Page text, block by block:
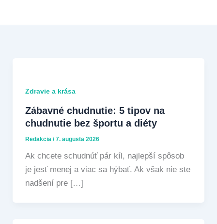
Zdravie a krása
Zábavné chudnutie: 5 tipov na
chudnutie bez športu a diéty
Redakcia /7. augusta 2026
Ak chcete schudnúť pár kíl, najlepší spôsob
je jesť menej a viac sa hýbať. Ak však nie ste
nadšení pre […]